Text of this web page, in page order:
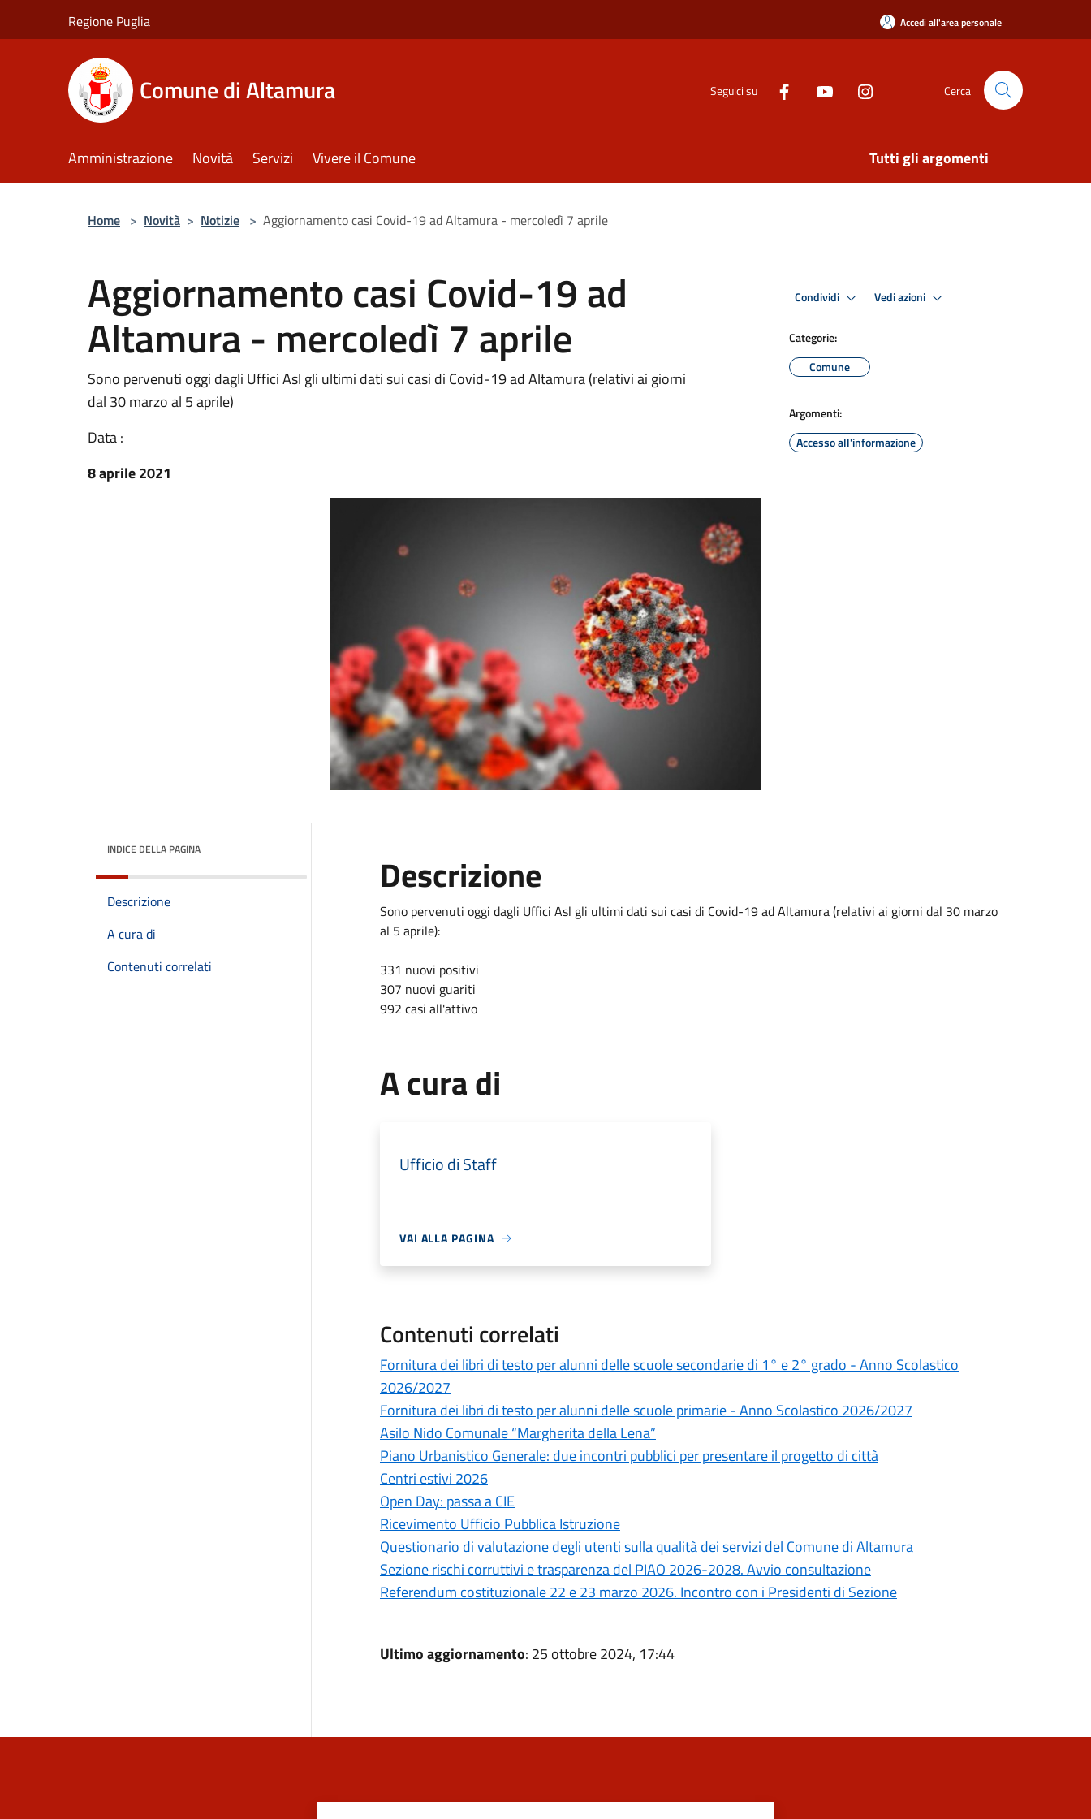
Regione Puglia Accedi all'area personale
Comune di Altamura Seguici su Cerca
Amministrazione Novità Servizi Vivere il Comune Tutti gli argomenti
Home > Novità > Notizie > Aggiornamento casi Covid-19 ad Altamura - mercoledì 7 aprile
Aggiornamento casi Covid-19 ad
Altamura - mercoledì 7 aprile
Sono pervenuti oggi dagli Uffici Asl gli ultimi dati sui casi di Covid-19 ad Altamura (relativi ai giorni
dal 30 marzo al 5 aprile)
Data :
8 aprile 2021
Condividi Vedi azioni
Categorie:
Comune
Argomenti:
Accesso all'informazione
INDICE DELLA PAGINA
Descrizione
A cura di
Contenuti correlati
Descrizione
Sono pervenuti oggi dagli Uffici Asl gli ultimi dati sui casi di Covid-19 ad Altamura (relativi ai giorni dal 30 marzo
al 5 aprile):
331 nuovi positivi
307 nuovi guariti
992 casi all'attivo
A cura di
Ufficio di Staff
VAI ALLA PAGINA
Contenuti correlati
Fornitura dei libri di testo per alunni delle scuole secondarie di 1° e 2° grado - Anno Scolastico
2026/2027
Fornitura dei libri di testo per alunni delle scuole primarie - Anno Scolastico 2026/2027
Asilo Nido Comunale “Margherita della Lena”
Piano Urbanistico Generale: due incontri pubblici per presentare il progetto di città
Centri estivi 2026
Open Day: passa a CIE
Ricevimento Ufficio Pubblica Istruzione
Questionario di valutazione degli utenti sulla qualità dei servizi del Comune di Altamura
Sezione rischi corruttivi e trasparenza del PIAO 2026-2028. Avvio consultazione
Referendum costituzionale 22 e 23 marzo 2026. Incontro con i Presidenti di Sezione
Ultimo aggiornamento: 25 ottobre 2024, 17:44